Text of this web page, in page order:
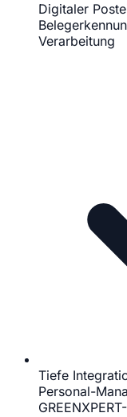
Digitaler
Verarbeitung
Tiefe
Personal-